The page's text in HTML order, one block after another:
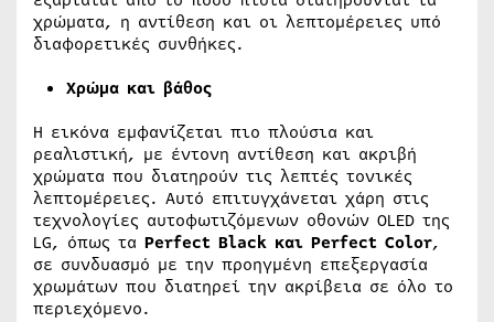
χρώματα, η αντίθεση και οι λεπτομέρειες υπό
διαφορετικές συνθήκες.
Χρώμα και βάθος
Η εικόνα εμφανίζεται πιο πλούσια και
ρεαλιστική, με έντονη αντίθεση και ακριβή
χρώματα που διατηρούν τις λεπτές τονικές
λεπτομέρειες. Αυτό επιτυγχάνεται χάρη στις
τεχνολογίες αυτοφωτιζόμενων οθονών OLED της
LG, όπως τα Perfect Black και Perfect Color,
σε συνδυασμό με την προηγμένη επεξεργασία
χρωμάτων που διατηρεί την ακρίβεια σε όλο το
περιεχόμενο.